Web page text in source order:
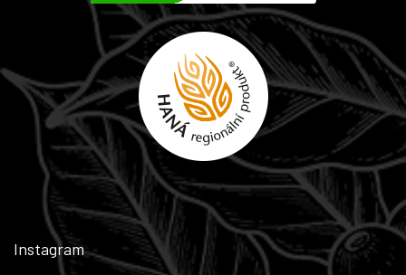
Instagram